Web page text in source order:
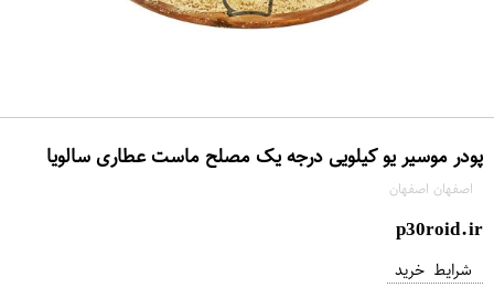
پودر موسیر یو کیلویی درجه یک مصلح ماست عطاری سالویا
اصفهان اصفهان
p30roid.ir
شرایط خرید